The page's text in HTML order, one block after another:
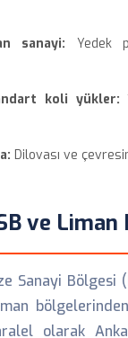
sanayi: Yedek
koli yükler:
Dilovası ve
ve Liman
Sanayi Bölgesi
olarak